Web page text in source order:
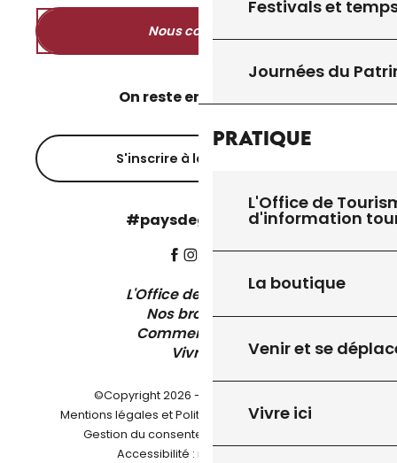
Festivals et
Journées du
Pratique
L'Office de
d'information
La boutique
Venir et se
Vivre ici
Nous contacter
On reste en contact ?
S'inscrire à la newsletter
#paysdegourdon !
L'Office de Tourisme
Nos brochures
Comment venir ?
Vivre ici
©Copyright 2026 - Pays de Gourdon
Mentions légales et Politique de confidentialité
Gestion du consentement
Accessibilité : non conforme